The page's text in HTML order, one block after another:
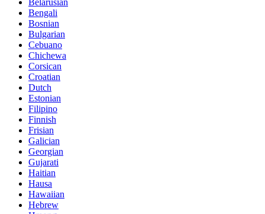
Belarusian
Bengali
Bosnian
Bulgarian
Cebuano
Chichewa
Corsican
Croatian
Dutch
Estonian
Filipino
Finnish
Frisian
Galician
Georgian
Gujarati
Haitian
Hausa
Hawaiian
Hebrew